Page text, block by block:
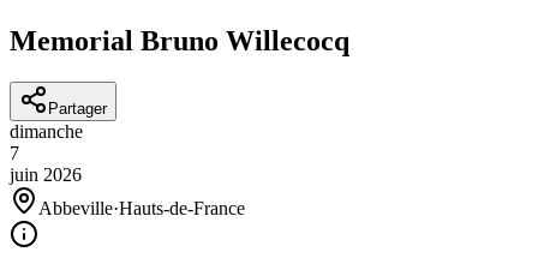
Memorial Bruno Willecocq
Partager
dimanche
7
juin 2026
Abbeville·Hauts-de-France